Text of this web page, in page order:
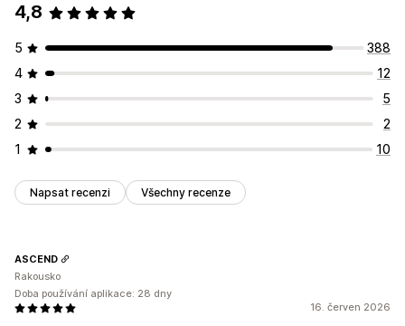
4,8
5
388
4
12
3
5
2
2
1
10
Napsat recenzi Všechny recenze
16. červen 2026
ASCEND
Rakousko
Doba používání aplikace: 28 dny